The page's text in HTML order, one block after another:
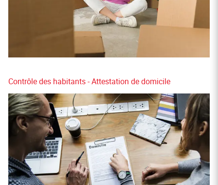
Contrôle des habitants - Attestation de domicile